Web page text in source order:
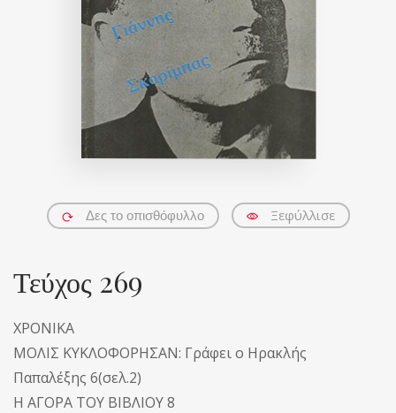
Δες το οπισθόφυλλο Ξεφύλλισε
Τεύχος 269
ΧΡΟΝΙΚΑ
ΜΟΛΙΣ ΚΥΚΛΟΦΟΡΗΣΑΝ: Γράφει ο Ηρακλής
Παπαλέξης 6(σελ.2)
Η ΑΓΟΡΑ ΤΟΥ ΒΙΒΛΙΟΥ 8